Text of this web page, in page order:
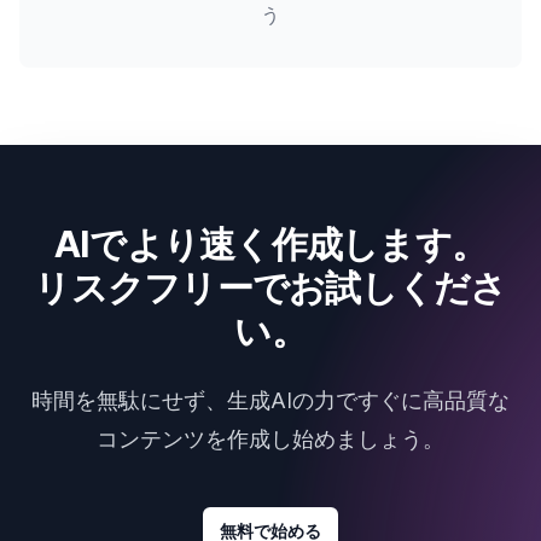
う
AIでより速く作成します。
リスクフリーでお試しくださ
い。
時間を無駄にせず、生成AIの力ですぐに高品質な
コンテンツを作成し始めましょう。
無料で始める